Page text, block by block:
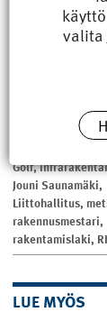
”Siellä on jo
heitä
Golf,
Jouni Saunamäki,
Liittohallitus,
rakennusmestari,
rakentamislaki,
LUE MYÖS
valita